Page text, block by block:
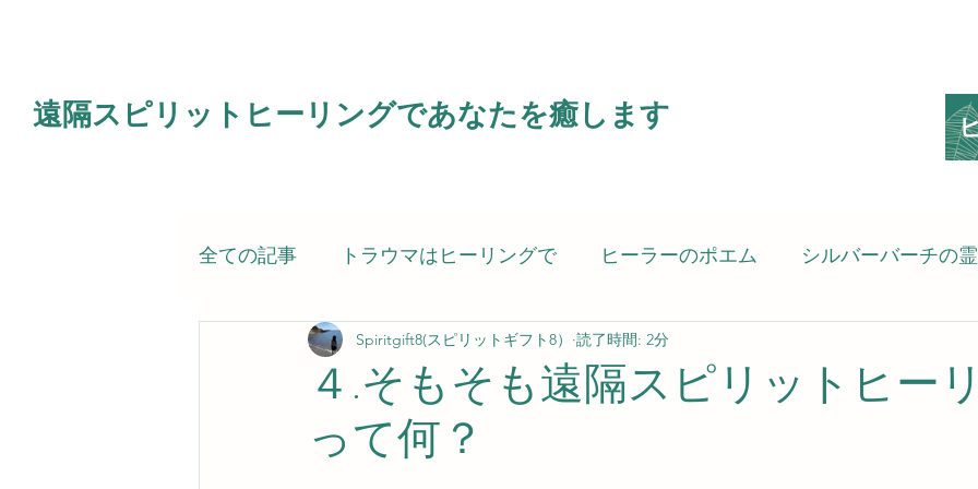
遠隔スピリットヒーリングであなたを癒します
全ての記事 トラウマはヒーリングで ヒーラーのポエム シルバーバーチの
電子書籍 霊的治療（スピリットヒーリング）
スピリットヒーラー（私）の思い
４.そもそも遠隔スピリットヒー
って何？
Spiritgift8(スピリットギフト8） 読了時間: 2分